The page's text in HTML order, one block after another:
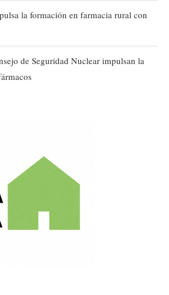
la formación en farmacia rural con
de Seguridad Nuclear impulsan la